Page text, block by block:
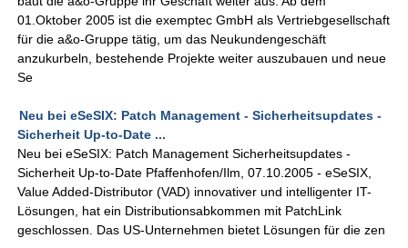
01.Oktober 2005 ist die exemptec GmbH als Vertriebgesellschaft
für die a&o-Gruppe tätig, um das Neukundengeschäft
anzukurbeln, bestehende Projekte weiter auszubauen und neue
Se
Neu bei eSeSIX: Patch Management - Sicherheitsupdates -
Sicherheit Up-to-Date ...
Neu bei eSeSIX: Patch Management Sicherheitsupdates -
Sicherheit Up-to-Date Pfaffenhofen/Ilm, 07.10.2005 - eSeSIX,
Value Added-Distributor (VAD) innovativer und intelligenter IT-
Lösungen, hat ein Distributionsabkommen mit PatchLink
geschlossen. Das US-Unternehmen bietet Lösungen für die zen